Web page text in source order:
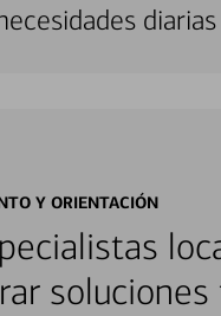
diarias
Y ORIENTACIÓN
soluciones